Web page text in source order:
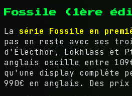
Fossile (1ère
La série Fossile en
pas en reste avec ses
d'Électhor, Lokhlass et
anglais oscille entre
qu'une display complète
990€ en anglais. Des